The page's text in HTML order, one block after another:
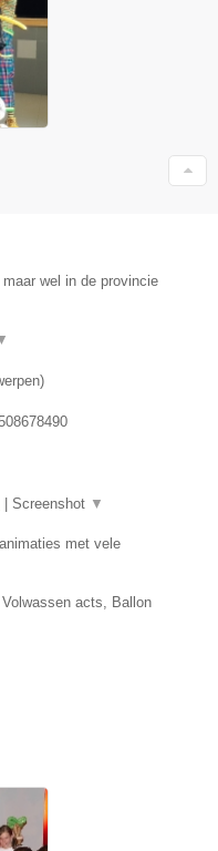
wel in de provincie
)
| Screenshot ▼
met vele
acts, Ballon